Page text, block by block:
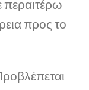
περαιτέρω
προς το